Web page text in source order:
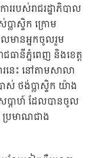
ររបស់រាជរដ្ឋាភិបាល
លាស្ទិក ក្រោម
ែលមានអ្នកចូលរួម
ធានីភ្នំពេញ និងខេត្ត
នេះ នៅតាមសាលា
ស់ ថង់ប្លាស្ទិក យ៉ាង
សប្តាហ៍ ដែលបានចូល
ប្រមាណជាង